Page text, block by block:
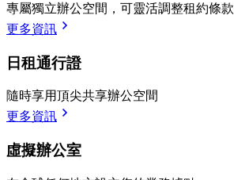
專屬獨立辦公空間，可靈活調整租約條款
更多資訊
日租通行證
隨時享用頂尖共享辦公空間
更多資訊
虛擬辦公室